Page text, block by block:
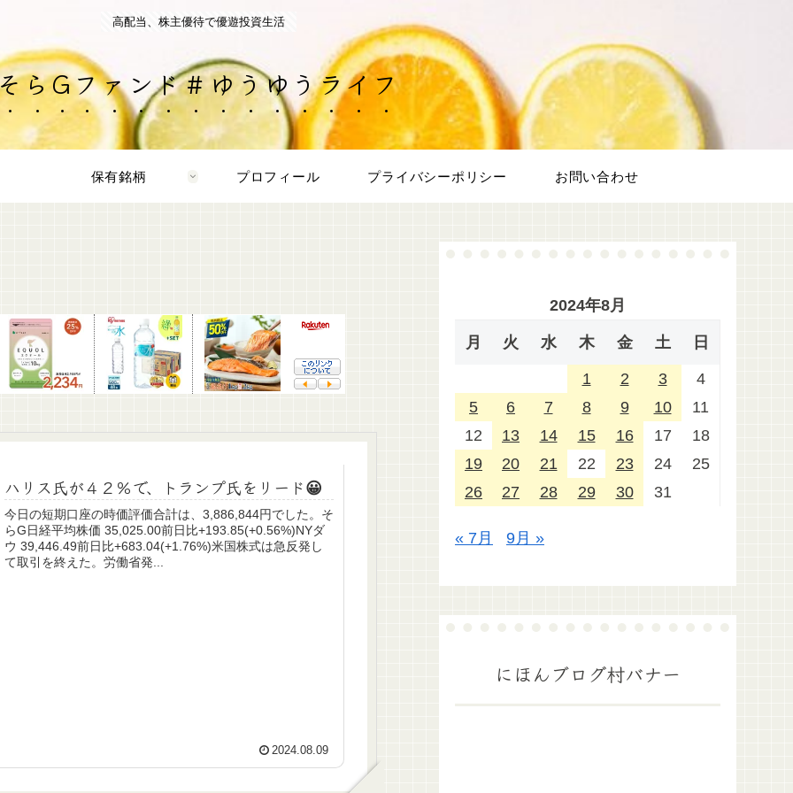
高配当、株主優待で優遊投資生活
らGファンド＃ゆうゆうライフ
保有銘柄 プロフィール プライバシーポリシー お問い合わせ
ハリス氏が４２％で、トランプ氏をリード😀
今日の短期口座の時価評価合計は、3,886,844円でした。そ
らG日経平均株価 35,025.00前日比+193.85(+0.56%)NYダ
ウ 39,446.49前日比+683.04(+1.76%)米国株式は急反発し
て取引を終えた。労働省発...
2024.08.09
2024年8月
月 火 水 木 金 土 日
1 2 3
4
5
6 7 8 9 10
11
12
13 14 15 16 17
18
19
20 21 22 23 24
25
26
27 28 29 30 31
« 7月 9月 »
にほんブログ村バナー